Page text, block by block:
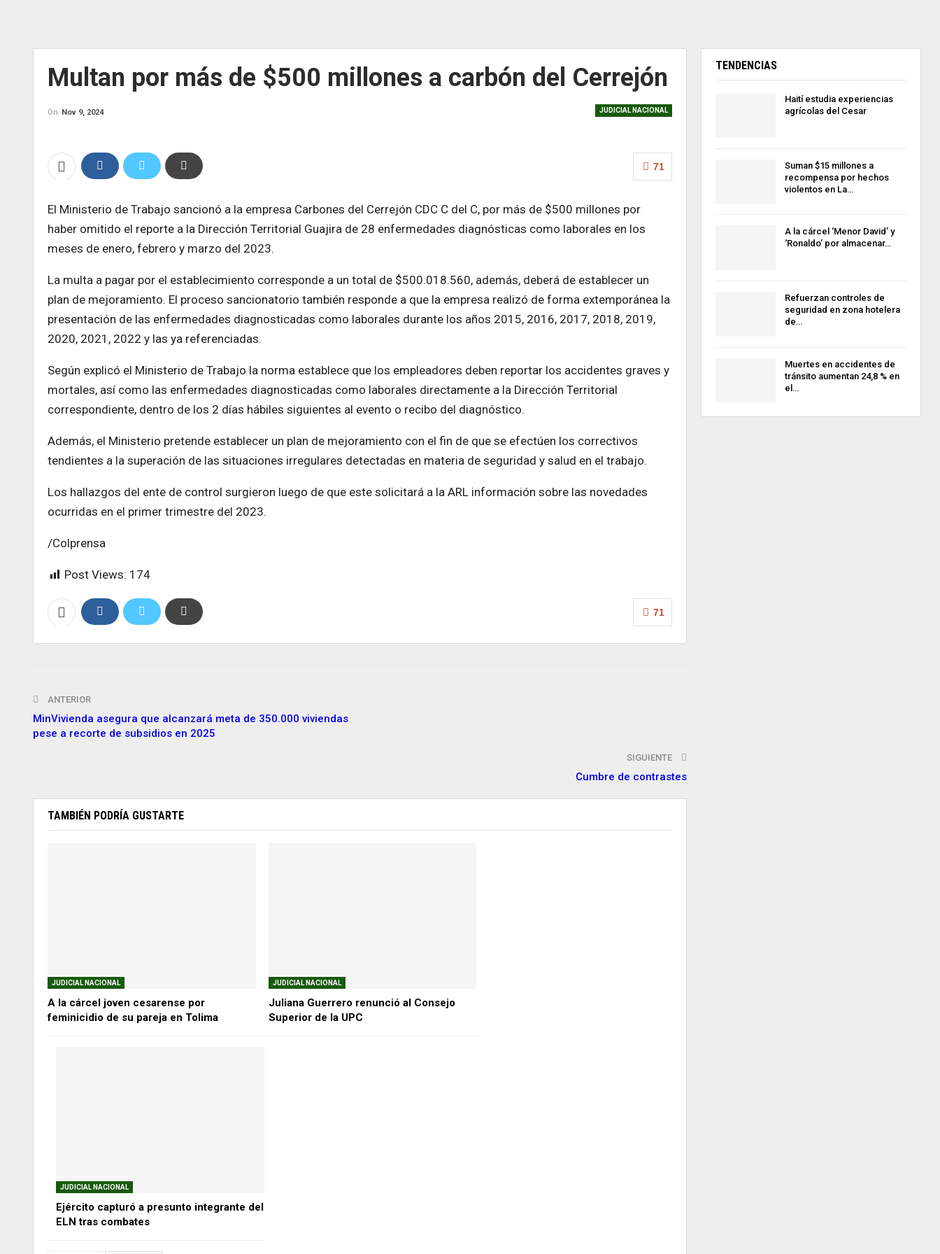
Multan por más de $500 millones a carbón del Cerrejón
JUDICIAL NACIONAL
On Nov 9, 2024
71
El Ministerio de Trabajo sancionó a la empresa Carbones del Cerrejón CDC C del C, por más de $500 millones por
haber omitido el reporte a la Dirección Territorial Guajira de 28 enfermedades diagnósticas como laborales en los
meses de enero, febrero y marzo del 2023.
La multa a pagar por el establecimiento corresponde a un total de $500.018.560, además, deberá de establecer un
plan de mejoramiento. El proceso sancionatorio también responde a que la empresa realizó de forma extemporánea la
presentación de las enfermedades diagnosticadas como laborales durante los años 2015, 2016, 2017, 2018, 2019,
2020, 2021, 2022 y las ya referenciadas.
Según explicó el Ministerio de Trabajo la norma establece que los empleadores deben reportar los accidentes graves y
mortales, así como las enfermedades diagnosticadas como laborales directamente a la Dirección Territorial
correspondiente, dentro de los 2 días hábiles siguientes al evento o recibo del diagnóstico.
Además, el Ministerio pretende establecer un plan de mejoramiento con el fin de que se efectúen los correctivos
tendientes a la superación de las situaciones irregulares detectadas en materia de seguridad y salud en el trabajo.
Los hallazgos del ente de control surgieron luego de que este solicitará a la ARL información sobre las novedades
ocurridas en el primer trimestre del 2023.
/Colprensa
Post Views: 174
71
ANTERIOR
MinVivienda asegura que alcanzará meta de 350.000 viviendas
pese a recorte de subsidios en 2025
SIGUIENTE
Cumbre de contrastes
TAMBIÉN PODRÍA GUSTARTE
JUDICIAL NACIONAL
A la cárcel joven cesarense por
feminicidio de su pareja en Tolima
JUDICIAL NACIONAL
Juliana Guerrero renunció al Consejo
Superior de la UPC
JUDICIAL NACIONAL
Ejército capturó a presunto integrante del
ELN tras combates
TENDENCIAS
Haití estudia experiencias
agrícolas del Cesar
Suman $15 millones a
recompensa por hechos
violentos en La…
A la cárcel ‘Menor David’ y
‘Ronaldo’ por almacenar…
Refuerzan controles de
seguridad en zona hotelera
de…
Muertes en accidentes de
tránsito aumentan 24,8 % en
el…